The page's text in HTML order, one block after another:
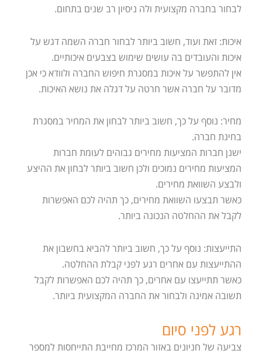
לבחור בחברה מקצועית ולה ניסיון רב שנים בתחום.
איכות: זאת ועוד, חשוב ביותר לבחור חברה השמה דגש על
איכות והעובדים בה עושים שימוש בצבעים איכותיים.
אין להתפשר על איכות במסגרת חיפוש החברה ולוודא כי אכן
מדובר על חברה אשר חרטה על דגלה את נושא האיכות.
מחיר: נוסף על כך, חשוב ביותר לבחון את המחיר במסגרת
בחינת חברה.
ישנן חברות המציעות מחירים גבוהים לעומת חברות
המציעות מחירים נמוכים ולכן חשוב ביותר לבחון את ההיצע
ולבצע השוואת מחירים.
כאשר תבצעו השוואת מחירים, כך תהיה לכם האפשרות
לקבל את ההחלטה הנכונה ביותר.
התייעצות: נוסף על כך, חשוב ביותר להביא בחשבון את
ההתייעצות עם אחרים רגע לפני קבלת ההחלטה.
כאשר תתייעצו עם אחרים, כך תהיה לכם האפשרות לקבל
תשובה אמינה ולבחור את החברה המקצועית ביותר.
רגע לפני סיום
צביעה של חניונים באזור המרכז מחייבת התייחסות למספר